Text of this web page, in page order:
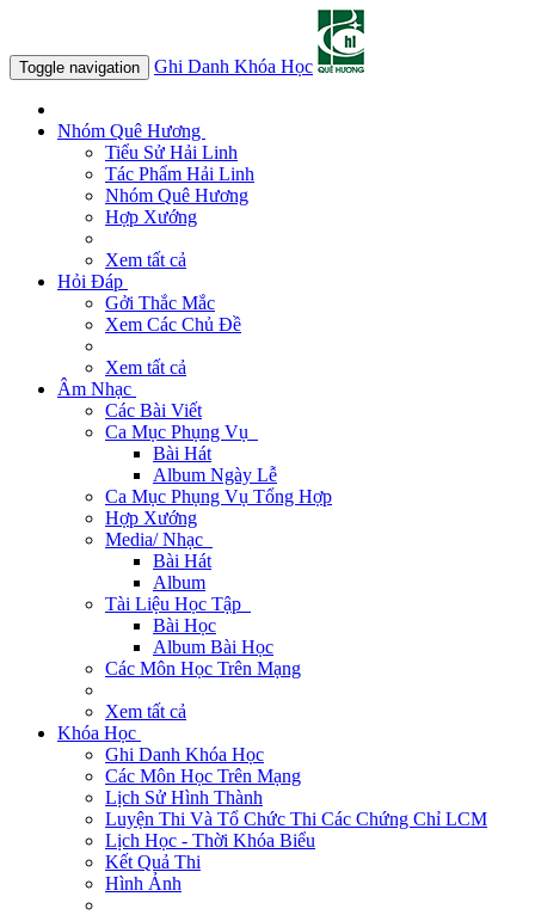
Toggle navigation Ghi Danh Khóa Học
Nhóm Quê Hương
Tiểu Sử Hải Linh
Tác Phẩm Hải Linh
Nhóm Quê Hương
Hợp Xướng
Xem tất cả
Hỏi Đáp
Gởi Thắc Mắc
Xem Các Chủ Đề
Xem tất cả
Âm Nhạc
Các Bài Viết
Ca Mục Phụng Vụ
Bài Hát
Album Ngày Lễ
Ca Mục Phụng Vụ Tổng Hợp
Hợp Xướng
Media/ Nhạc
Bài Hát
Album
Tài Liệu Học Tập
Bài Học
Album Bài Học
Các Môn Học Trên Mạng
Xem tất cả
Khóa Học
Ghi Danh Khóa Học
Các Môn Học Trên Mạng
Lịch Sử Hình Thành
Luyện Thi Và Tổ Chức Thi Các Chứng Chỉ LCM
Lịch Học - Thời Khóa Biểu
Kết Quả Thi
Hình Ảnh